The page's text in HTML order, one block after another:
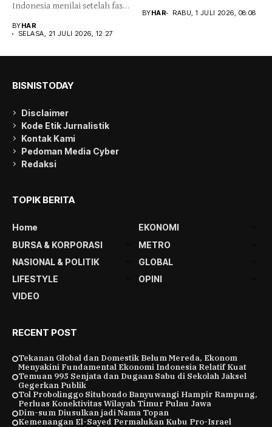
Indonesia menilai setelah fase
BYHAR
SELASA, 21 JULI 2026, 12:27
BYHAR RABU, 1 JULI 2026, 08:08
BISNISTODAY
Disclaimer
Kode Etik Jurnalistik
Kontak Kami
Pedoman Media Cyber
Redaksi
TOPIK BERITA
Home
EKONOMI
BURSA & KORPORASI
METRO
NASIONAL & POLITIK
GLOBAL
LIFESTYLE
OPINI
VIDEO
RECENT POST
Tekanan Global dan Domestik Belum Mereda, Ekonom
Menyakini Fundamental Ekonomi Indonesia Relatif Kuat
Temuan 995 Senjata dan Dugaan Sabu di Sekolah Jaksel
Gegerkan Publik
Tol Probolinggo Situbondo Banyuwangi Hampir Rampung,
Perluas Konektivitas Wilayah Timur Pulau Jawa
Dim-sum Diusulkan jadi Nama Topan
Kemenangan El-Sayed Permalukan Kubu Pro-Israel